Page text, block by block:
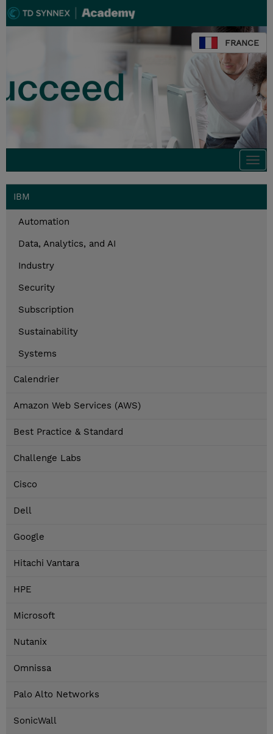
FRANCE
IBM
Automation
Data, Analytics, and AI
Industry
Security
Subscription
Sustainability
Systems
Calendrier
Amazon Web Services (AWS)
Best Practice & Standard
Challenge Labs
Cisco
Dell
Google
Hitachi Vantara
HPE
Microsoft
Nutanix
Omnissa
Palo Alto Networks
SonicWall